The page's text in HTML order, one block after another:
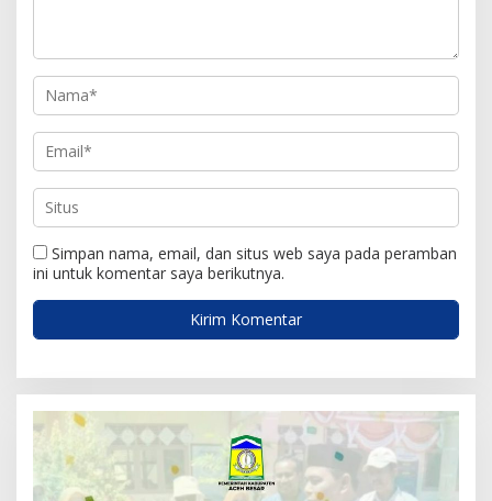
Simpan nama, email, dan situs web saya pada peramban
ini untuk komentar saya berikutnya.